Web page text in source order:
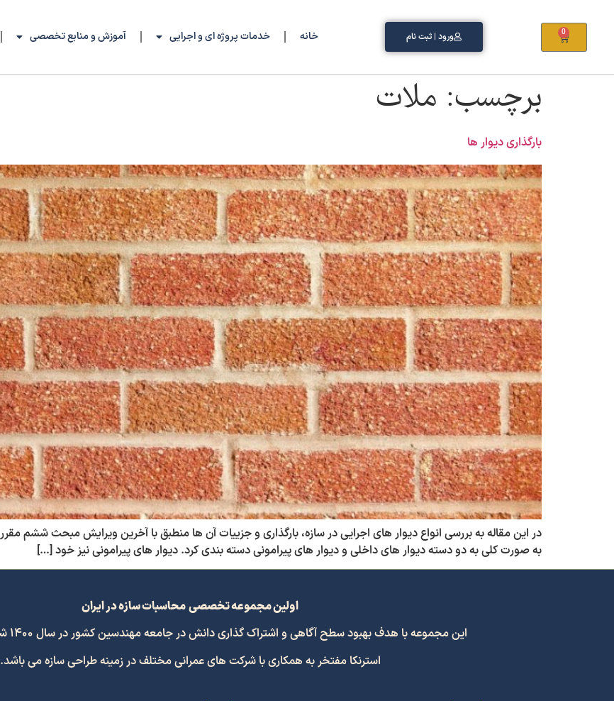
0 ورود | ثبت نام خانه خدمات پروژه ای و اجرایی آموزش و منابع تخصصی
برچسب: ملات
بارگذاری دیوار ها
به صورت کلی به دو دسته دیوار های داخلی و دیوار های پیرامونی دسته بندی کرد. دیوار های پیرامونی نیز خود […]
اولین مجموعه تخصصی محاسبات سازه در ایران
این مجموعه با هدف بهبود سطح آگاهی و اشتراک گذاری دانش در جامعه مهندسین کشور در سال 1400 شمسی افتتاح گردید.
استرنکا مفتخر به همکاری با شرکت های عمرانی مختلف در زمینه طراحی سازه می باشد.